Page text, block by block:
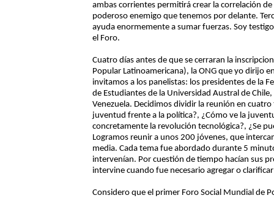
ambas corrientes permitirá crear la correlación
poderoso enemigo que tenemos por delante.
ayuda enormemente a sumar fuerzas. Soy
el Foro.
Cuatro días antes de que se cerraran la
Popular Latinoamericana), la ONG que yo dirijo
invitamos a los panelistas: los presidentes de la
de Estudiantes de la Universidad Austral de
Venezuela. Decidimos dividir la reunión en
juventud frente a la política?, ¿Cómo ve la
concretamente la revolución tecnológica?, ¿Se
Logramos reunir a unos 200 jóvenes, que
media. Cada tema fue abordado durante 5
intervenían. Por cuestión de tiempo hacían sus
intervine cuando fue necesario agregar o
Considero que el primer Foro Social Mundial de